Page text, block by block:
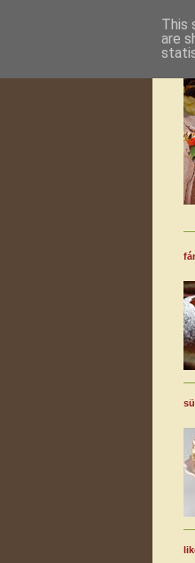
This
are